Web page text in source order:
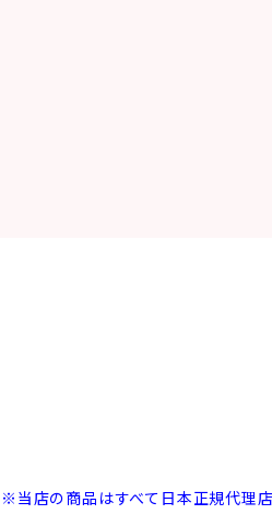
※当店の商品はすべて日本正規代理